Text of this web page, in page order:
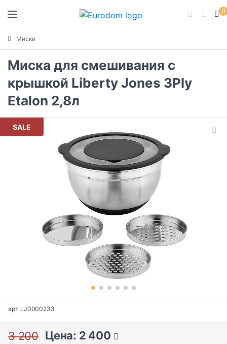
0
Миски
Миска для смешивания с
крышкой Liberty Jones 3Ply
Etalon 2,8л
SALE
арт. LJ0000233
3 200 Цена: 2 400